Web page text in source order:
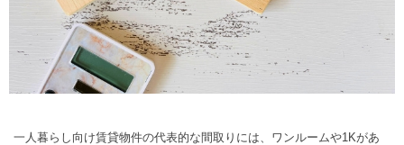
一人暮らし向け賃貸物件の代表的な間取りには、ワンルームや1Kがあ